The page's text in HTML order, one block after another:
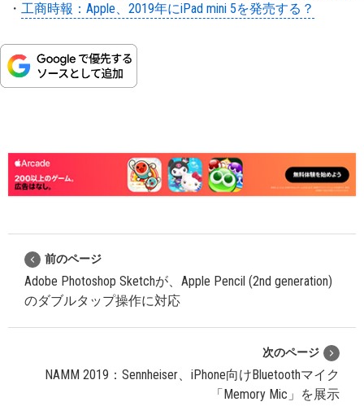
・ 工商時報：Apple、2019年にiPad mini 5を発売する？
前のページ
Adobe Photoshop Sketchが、Apple Pencil (2nd generation)
のダブルタップ操作に対応
次のページ
NAMM 2019：Sennheiser、iPhone向けBluetoothマイク
「Memory Mic」を展示